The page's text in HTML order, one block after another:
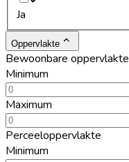
Ja
Oppervlakte
Bewoonbare oppervlakte
Minimum
Maximum
Perceeloppervlakte
Minimum